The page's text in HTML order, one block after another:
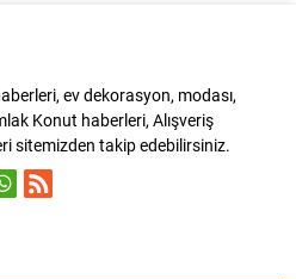
projesi Hayat City Mahmutbey’i
tasarladı. İnsan yaşamına katma
değer sağlayan Özak GYO, yeni
projesiyle...
ev dekorasyon, modası,
Konut haberleri, Alışveriş
sitemizden takip edebilirsiniz.